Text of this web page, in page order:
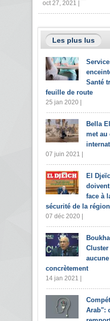
oct 27, 2021 |
Les plus lus
Santé
feuille de route
25 jan 2020 |
Bella
met au
07 juin 2021 |
El
face à
sécurité de la région
07 déc 2020 |
concrètement
14 jan 2021 |
Arab":